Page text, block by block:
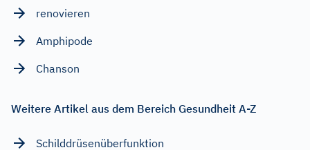
renovieren
Amphipode
Chanson
Weitere Artikel aus dem Bereich Gesundheit A-Z
Schilddrüsenüberfunktion